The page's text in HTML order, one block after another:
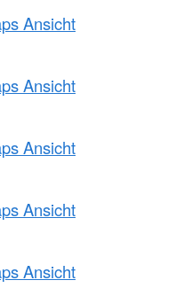
Ansicht
Ansicht
Ansicht
Ansicht
Ansicht